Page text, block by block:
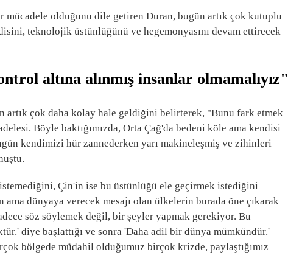
mücadele olduğunu dile getiren Duran, bugün artık çok kutuplu
teknolojik üstünlüğünü ve hegemonyasını devam ettirecek
altına alınmış insanlar olmamalıyız"
çok daha kolay hale geldiğini belirterek, "Bunu fark etmek
Böyle baktığımızda, Orta Çağ'da bedeni köle ama kendisi
kendimizi hür zannederken yarı makineleşmiş ve zihinleri
Çin'in ise bu üstünlüğü ele geçirmek istediğini
dünyaya verecek mesajı olan ülkelerin burada öne çıkarak
söz söylemek değil, bir şeyler yapmak gerekiyor. Bu
diye başlattığı ve sonra 'Daha adil bir dünya mümkündür.'
bölgede müdahil olduğumuz birçok krizde, paylaştığımız